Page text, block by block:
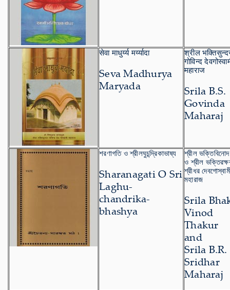
सेवा माधुर्य्य मर्य्यादा
Seva Madhurya
Maryada
श्रील
गोविन्द
महाराज
Srila B.S.
Govinda
Maharaj
শরণাগতি ও শ্রীলঘুচন্দ্রিকাভাষ্য
Sharanagati O Sri
Laghu-
chandrika-
bhashya
শ্রীল
ও শ্রীল
শ্রীধর
মহারাজ
Srila
Vinod
Thakur
and
Srila B.R.
Sridhar
Maharaj